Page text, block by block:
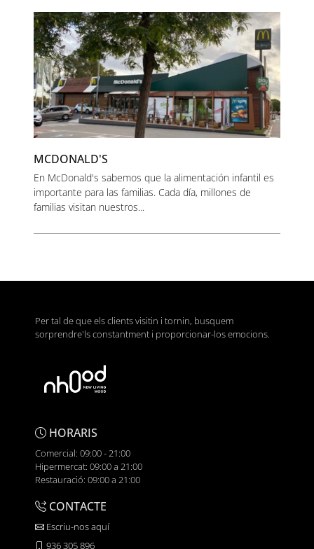
MCDONALD'S
En McDonald's sabemos que la alimentación infantil es
importante para las familias. Cada día, millones de
familias visitan nuestros...
Per tal de que els clients visitin i tornin, busquem
sorprendre'ls constantment i proporcionar-los emocions.
HORARIS
Comercial: 09:00 - 21:00
Hipermercat: 09:00 a 21:00
Restauració: 09:00 a 21:00
CONTACTE
Escriu-nos aquí
936 305 896